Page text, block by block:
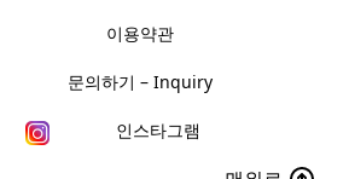
이용약관
문의하기 – Inquiry
인스타그램